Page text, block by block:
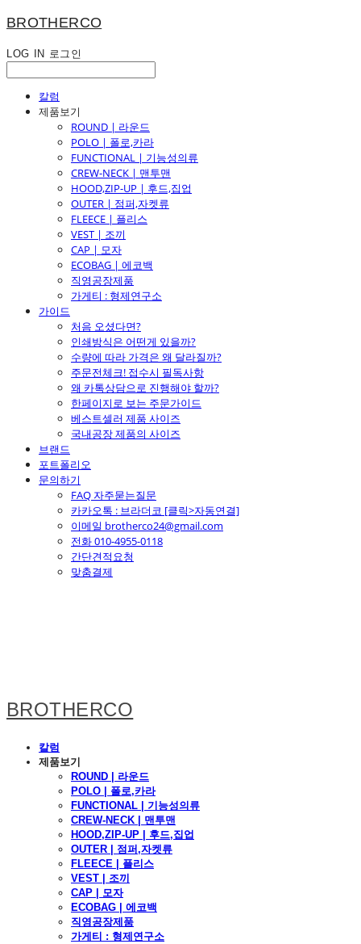
BROTHERCO
LOG IN 로그인
칼럼
제품보기
ROUND | 라운드
POLO | 폴로,카라
FUNCTIONAL | 기능성의류
CREW-NECK | 맨투맨
HOOD,ZIP-UP | 후드,집업
OUTER | 점퍼,자켓류
FLEECE | 플리스
VEST | 조끼
CAP | 모자
ECOBAG | 에코백
직영공장제품
가게티 : 형제연구소
가이드
처음 오셨다면?
인쇄방식은 어떤게 있을까?
수량에 따라 가격은 왜 달라질까?
주문전체크! 접수시 필독사항
왜 카톡상담으로 진행해야 할까?
한페이지로 보는 주문가이드
베스트셀러 제품 사이즈
국내공장 제품의 사이즈
브랜드
포트폴리오
문의하기
FAQ 자주묻는질문
카카오톡 : 브라더코 [클릭>자동연결]
이메일 brotherco24@gmail.com
전화 010-4955-0118
간단견적요청
맞춤결제
BROTHERCO
칼럼
제품보기
ROUND | 라운드
POLO | 폴로,카라
FUNCTIONAL | 기능성의류
CREW-NECK | 맨투맨
HOOD,ZIP-UP | 후드,집업
OUTER | 점퍼,자켓류
FLEECE | 플리스
VEST | 조끼
CAP | 모자
ECOBAG | 에코백
직영공장제품
가게티 : 형제연구소